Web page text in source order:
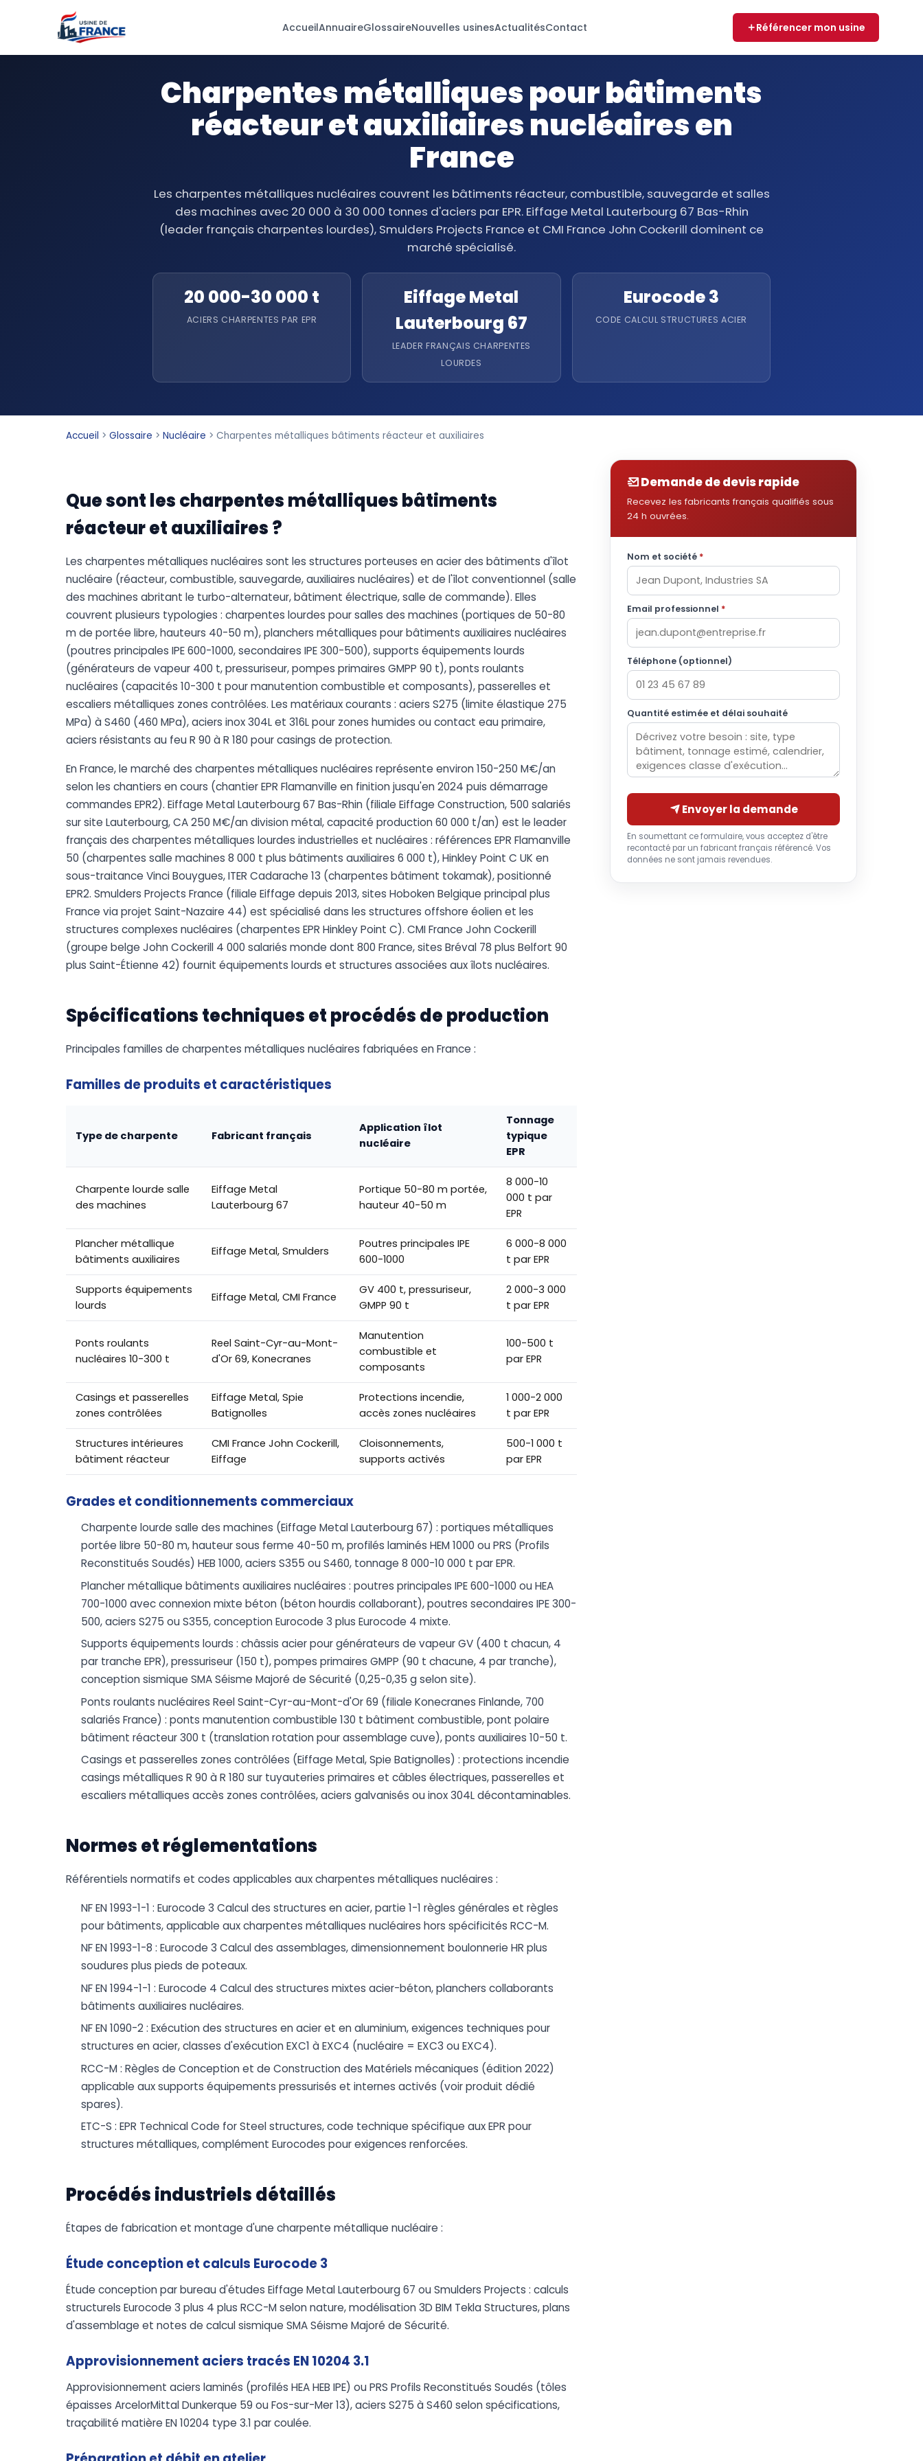
AccueilAnnuaireGlossaireNouvelles usinesActualitésContact Référencer mon usine
Charpentes métalliques pour bâtiments
réacteur et auxiliaires nucléaires en
France
Les charpentes métalliques nucléaires couvrent les bâtiments réacteur, combustible, sauvegarde et salles
des machines avec 20 000 à 30 000 tonnes d'aciers par EPR. Eiffage Metal Lauterbourg 67 Bas-Rhin
(leader français charpentes lourdes), Smulders Projects France et CMI France John Cockerill dominent ce
marché spécialisé.
20 000-30 000 t
ACIERS CHARPENTES PAR EPR
Eiffage Metal
Lauterbourg 67
LEADER FRANÇAIS CHARPENTES
LOURDES
Eurocode 3
CODE CALCUL STRUCTURES ACIER
Accueil > Glossaire > Nucléaire > Charpentes métalliques bâtiments réacteur et auxiliaires
Que sont les charpentes métalliques bâtiments
réacteur et auxiliaires ?
Les charpentes métalliques nucléaires sont les structures porteuses en acier des bâtiments d'îlot
nucléaire (réacteur, combustible, sauvegarde, auxiliaires nucléaires) et de l'îlot conventionnel (salle
des machines abritant le turbo-alternateur, bâtiment électrique, salle de commande). Elles
couvrent plusieurs typologies : charpentes lourdes pour salles des machines (portiques de 50-80
m de portée libre, hauteurs 40-50 m), planchers métalliques pour bâtiments auxiliaires nucléaires
(poutres principales IPE 600-1000, secondaires IPE 300-500), supports équipements lourds
(générateurs de vapeur 400 t, pressuriseur, pompes primaires GMPP 90 t), ponts roulants
nucléaires (capacités 10-300 t pour manutention combustible et composants), passerelles et
escaliers métalliques zones contrôlées. Les matériaux courants : aciers S275 (limite élastique 275
MPa) à S460 (460 MPa), aciers inox 304L et 316L pour zones humides ou contact eau primaire,
aciers résistants au feu R 90 à R 180 pour casings de protection.
En France, le marché des charpentes métalliques nucléaires représente environ 150-250 M€/an
selon les chantiers en cours (chantier EPR Flamanville en finition jusqu'en 2024 puis démarrage
commandes EPR2). Eiffage Metal Lauterbourg 67 Bas-Rhin (filiale Eiffage Construction, 500 salariés
sur site Lauterbourg, CA 250 M€/an division métal, capacité production 60 000 t/an) est le leader
français des charpentes métalliques lourdes industrielles et nucléaires : références EPR Flamanville
50 (charpentes salle machines 8 000 t plus bâtiments auxiliaires 6 000 t), Hinkley Point C UK en
sous-traitance Vinci Bouygues, ITER Cadarache 13 (charpentes bâtiment tokamak), positionné
EPR2. Smulders Projects France (filiale Eiffage depuis 2013, sites Hoboken Belgique principal plus
France via projet Saint-Nazaire 44) est spécialisé dans les structures offshore éolien et les
structures complexes nucléaires (charpentes EPR Hinkley Point C). CMI France John Cockerill
(groupe belge John Cockerill 4 000 salariés monde dont 800 France, sites Bréval 78 plus Belfort 90
plus Saint-Étienne 42) fournit équipements lourds et structures associées aux îlots nucléaires.
Spécifications techniques et procédés de production
Principales familles de charpentes métalliques nucléaires fabriquées en France :
Familles de produits et caractéristiques
Type de charpente Fabricant français
Application îlot
nucléaire
Tonnage
typique
EPR
Charpente lourde salle
des machines
Eiffage Metal
Lauterbourg 67
Portique 50-80 m portée,
hauteur 40-50 m
8 000-10
000 t par
EPR
Plancher métallique
bâtiments auxiliaires
Eiffage Metal, Smulders
Poutres principales IPE
600-1000
6 000-8 000
t par EPR
Supports équipements
lourds
Eiffage Metal, CMI France
GV 400 t, pressuriseur,
GMPP 90 t
2 000-3 000
t par EPR
Ponts roulants
nucléaires 10-300 t
Reel Saint-Cyr-au-Mont-
d'Or 69, Konecranes
Manutention
combustible et
composants
100-500 t
par EPR
Casings et passerelles
zones contrôlées
Eiffage Metal, Spie
Batignolles
Protections incendie,
accès zones nucléaires
1 000-2 000
t par EPR
Structures intérieures
bâtiment réacteur
CMI France John Cockerill,
Eiffage
Cloisonnements,
supports activés
500-1 000 t
par EPR
Grades et conditionnements commerciaux
Charpente lourde salle des machines (Eiffage Metal Lauterbourg 67) : portiques métalliques
portée libre 50-80 m, hauteur sous ferme 40-50 m, profilés laminés HEM 1000 ou PRS (Profils
Reconstitués Soudés) HEB 1000, aciers S355 ou S460, tonnage 8 000-10 000 t par EPR.
Plancher métallique bâtiments auxiliaires nucléaires : poutres principales IPE 600-1000 ou HEA
700-1000 avec connexion mixte béton (béton hourdis collaborant), poutres secondaires IPE 300-
500, aciers S275 ou S355, conception Eurocode 3 plus Eurocode 4 mixte.
Supports équipements lourds : châssis acier pour générateurs de vapeur GV (400 t chacun, 4
par tranche EPR), pressuriseur (150 t), pompes primaires GMPP (90 t chacune, 4 par tranche),
conception sismique SMA Séisme Majoré de Sécurité (0,25-0,35 g selon site).
Ponts roulants nucléaires Reel Saint-Cyr-au-Mont-d'Or 69 (filiale Konecranes Finlande, 700
salariés France) : ponts manutention combustible 130 t bâtiment combustible, pont polaire
bâtiment réacteur 300 t (translation rotation pour assemblage cuve), ponts auxiliaires 10-50 t.
Casings et passerelles zones contrôlées (Eiffage Metal, Spie Batignolles) : protections incendie
casings métalliques R 90 à R 180 sur tuyauteries primaires et câbles électriques, passerelles et
escaliers métalliques accès zones contrôlées, aciers galvanisés ou inox 304L décontaminables.
Normes et réglementations
Référentiels normatifs et codes applicables aux charpentes métalliques nucléaires :
NF EN 1993-1-1 : Eurocode 3 Calcul des structures en acier, partie 1-1 règles générales et règles
pour bâtiments, applicable aux charpentes métalliques nucléaires hors spécificités RCC-M.
NF EN 1993-1-8 : Eurocode 3 Calcul des assemblages, dimensionnement boulonnerie HR plus
soudures plus pieds de poteaux.
NF EN 1994-1-1 : Eurocode 4 Calcul des structures mixtes acier-béton, planchers collaborants
bâtiments auxiliaires nucléaires.
NF EN 1090-2 : Exécution des structures en acier et en aluminium, exigences techniques pour
structures en acier, classes d'exécution EXC1 à EXC4 (nucléaire = EXC3 ou EXC4).
RCC-M : Règles de Conception et de Construction des Matériels mécaniques (édition 2022)
applicable aux supports équipements pressurisés et internes activés (voir produit dédié
spares).
ETC-S : EPR Technical Code for Steel structures, code technique spécifique aux EPR pour
structures métalliques, complément Eurocodes pour exigences renforcées.
Procédés industriels détaillés
Étapes de fabrication et montage d'une charpente métallique nucléaire :
Étude conception et calculs Eurocode 3
Étude conception par bureau d'études Eiffage Metal Lauterbourg 67 ou Smulders Projects : calculs
structurels Eurocode 3 plus 4 plus RCC-M selon nature, modélisation 3D BIM Tekla Structures, plans
d'assemblage et notes de calcul sismique SMA Séisme Majoré de Sécurité.
Approvisionnement aciers tracés EN 10204 3.1
Approvisionnement aciers laminés (profilés HEA HEB IPE) ou PRS Profils Reconstitués Soudés (tôles
épaisses ArcelorMittal Dunkerque 59 ou Fos-sur-Mer 13), aciers S275 à S460 selon spécifications,
traçabilité matière EN 10204 type 3.1 par coulée.
Demande de devis rapide
Recevez les fabricants français qualifiés sous
24 h ouvrées.
Nom et société *
Email professionnel *
Téléphone (optionnel)
Quantité estimée et délai souhaité
Envoyer la demande
En soumettant ce formulaire, vous acceptez d'être
recontacté par un fabricant français référencé. Vos
données ne sont jamais revendues.